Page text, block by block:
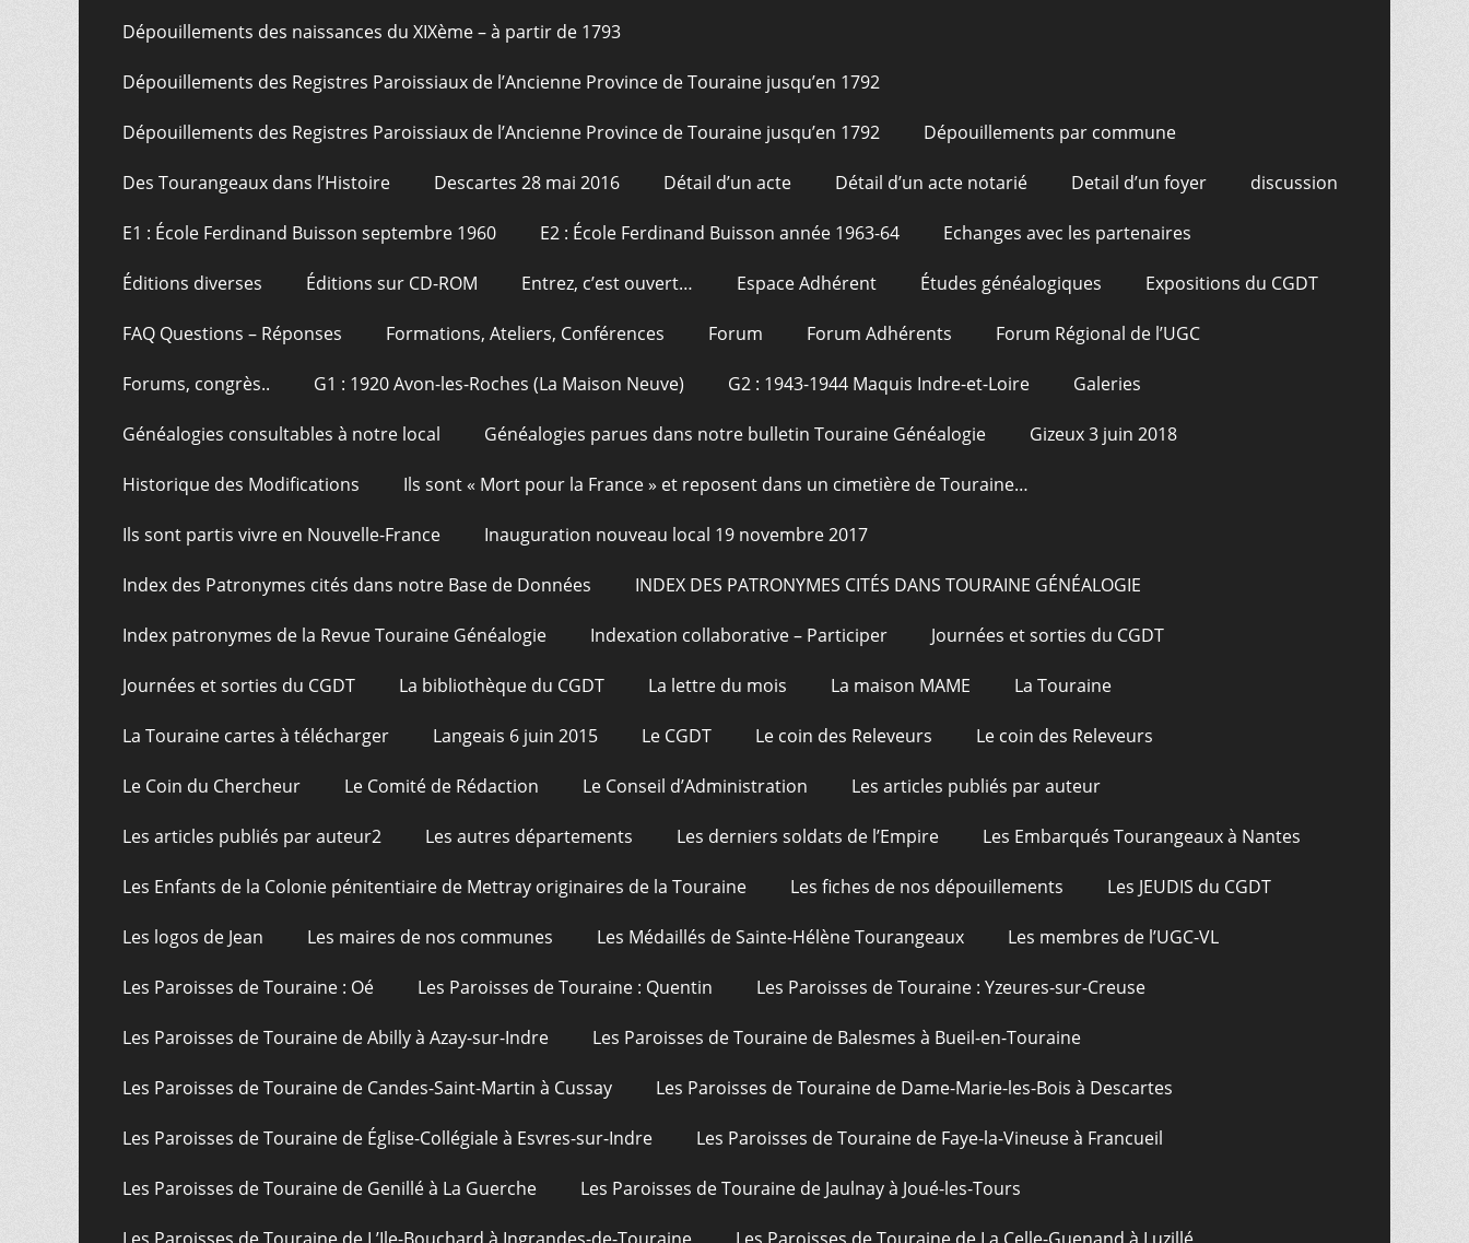
Dépouillements des naissances du XIXème – à partir de 1793
Dépouillements des Registres Paroissiaux de l’Ancienne Province de Touraine jusqu’en 1792
Dépouillements des Registres Paroissiaux de l’Ancienne Province de Touraine jusqu’en 1792 Dépouillements par commune
Des Tourangeaux dans l’Histoire Descartes 28 mai 2016 Détail d’un acte Détail d’un acte notarié Detail d’un foyer discussion
E1 : École Ferdinand Buisson septembre 1960 E2 : École Ferdinand Buisson année 1963-64 Echanges avec les partenaires
Éditions diverses Éditions sur CD-ROM Entrez, c’est ouvert… Espace Adhérent Études généalogiques Expositions du CGDT
FAQ Questions – Réponses Formations, Ateliers, Conférences Forum Forum Adhérents Forum Régional de l’UGC
Forums, congrès.. G1 : 1920 Avon-les-Roches (La Maison Neuve) G2 : 1943-1944 Maquis Indre-et-Loire Galeries
Généalogies consultables à notre local Généalogies parues dans notre bulletin Touraine Généalogie Gizeux 3 juin 2018
Historique des Modifications Ils sont « Mort pour la France » et reposent dans un cimetière de Touraine…
Ils sont partis vivre en Nouvelle-France Inauguration nouveau local 19 novembre 2017
Index des Patronymes cités dans notre Base de Données INDEX DES PATRONYMES CITÉS DANS TOURAINE GÉNÉALOGIE
Index patronymes de la Revue Touraine Généalogie Indexation collaborative – Participer Journées et sorties du CGDT
Journées et sorties du CGDT La bibliothèque du CGDT La lettre du mois La maison MAME La Touraine
La Touraine cartes à télécharger Langeais 6 juin 2015 Le CGDT Le coin des Releveurs Le coin des Releveurs
Le Coin du Chercheur Le Comité de Rédaction Le Conseil d’Administration Les articles publiés par auteur
Les articles publiés par auteur2 Les autres départements Les derniers soldats de l’Empire Les Embarqués Tourangeaux à Nantes
Les Enfants de la Colonie pénitentiaire de Mettray originaires de la Touraine Les fiches de nos dépouillements Les JEUDIS du CGDT
Les logos de Jean Les maires de nos communes Les Médaillés de Sainte-Hélène Tourangeaux Les membres de l’UGC-VL
Les Paroisses de Touraine : Oé Les Paroisses de Touraine : Quentin Les Paroisses de Touraine : Yzeures-sur-Creuse
Les Paroisses de Touraine de Abilly à Azay-sur-Indre Les Paroisses de Touraine de Balesmes à Bueil-en-Touraine
Les Paroisses de Touraine de Candes-Saint-Martin à Cussay Les Paroisses de Touraine de Dame-Marie-les-Bois à Descartes
Les Paroisses de Touraine de Église-Collégiale à Esvres-sur-Indre Les Paroisses de Touraine de Faye-la-Vineuse à Francueil
Les Paroisses de Touraine de Genillé à La Guerche Les Paroisses de Touraine de Jaulnay à Joué-les-Tours
Les Paroisses de Touraine de L’Ile-Bouchard à Ingrandes-de-Touraine Les Paroisses de Touraine de La Celle-Guenand à Luzillé